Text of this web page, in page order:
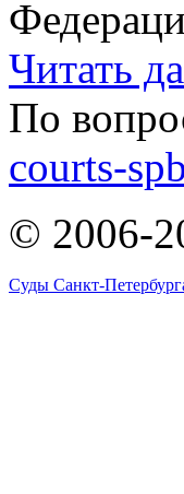
Читать
По
courts-
© 2006-
Суды Санкт-